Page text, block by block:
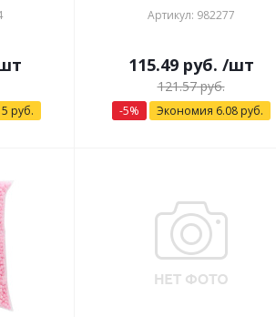
руб.
Артикул: 982277
115.49руб. /шт
121.57руб.
-5% Экономия 6.08руб.